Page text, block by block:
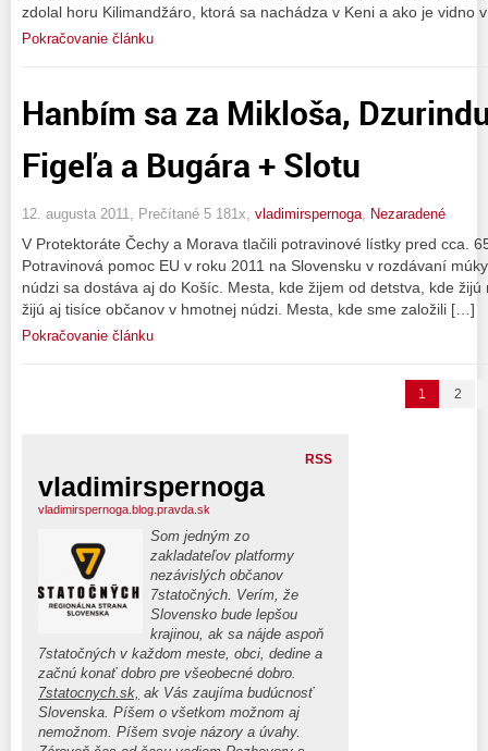
zdolal horu Kilimandžáro, ktorá sa nachádza v Keni a ako je vidno
Pokračovanie článku
Hanbím sa za Mikloša,
Figeľa a Bugára + Slotu
12. augusta 2011, Prečítané 5 181x, vladimirspernoga, Nezaradené
V Protektoráte Čechy a Morava tlačili potravinové lístky pred cca.
Potravinová pomoc EU v roku 2011 na Slovensku v rozdávaní
núdzi sa dostáva aj do Košíc. Mesta, kde žijem od detstva, kde
žijú aj tisíce občanov v hmotnej núdzi. Mesta, kde sme založili […]
Pokračovanie článku
1 2
RSS
vladimirspernoga
vladimirspernoga.blog.pravda.sk
Som jedným zo
zakladateľov platformy
nezávislých občanov
7statočných. Verím, že
Slovensko bude lepšou
krajinou, ak sa nájde aspoň
7statočných v každom meste, obci, dedine a
začnú konať dobro pre všeobecné dobro.
7statocnych.sk, ak Vás zaujíma budúcnosť
Slovenska. Píšem o všetkom možnom aj
nemožnom. Píšem svoje názory a úvahy.